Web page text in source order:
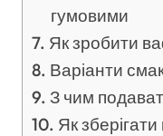
гумовими
Як зробити
Варіанти
З чим
Як зберігати